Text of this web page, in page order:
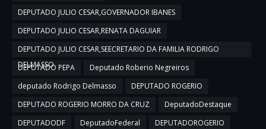
DEPUTADO JULIO CESAR,GOVERNADOR IBANES
DEPUTADO JULIO CESAR,RENATA DAGUIAR
DEPUTADO JULIO CESAR,SEECRETARIO DA FAMILIA RODRIGO
DELMASSO
DEPUTADO PEPA
Deputado Roberio Negreiros
deputado Rodrigo Delmasso
DEPUTADO ROGERIO
DEPUTADO ROGERIO MORRO DA CRUZ
DeputadoDestaque
DEPUTADODF
DeputadoFederal
DEPUTADOROGERIO